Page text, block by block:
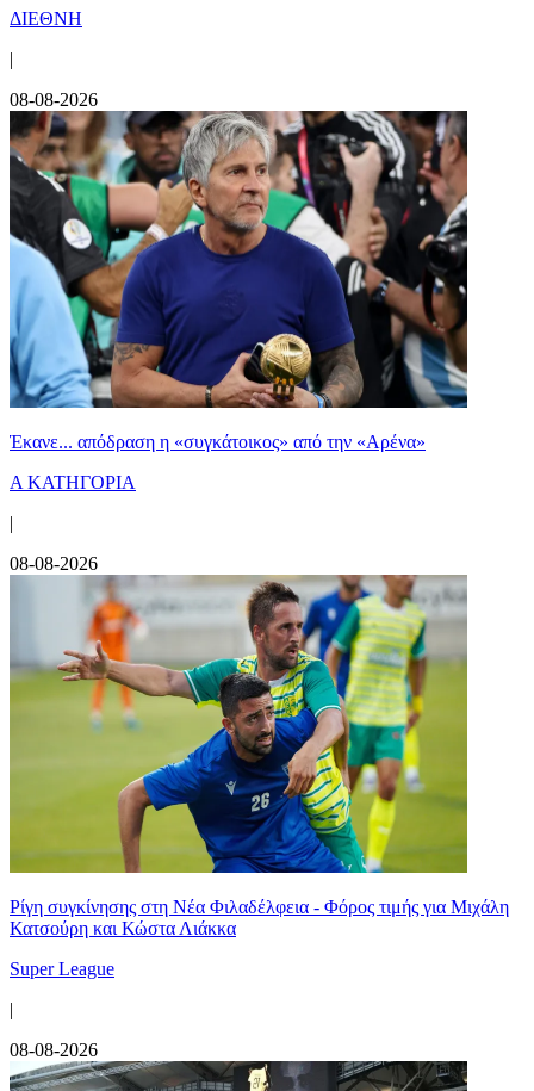
ΔΙΕΘΝΗ
|
08-08-2026
Έκανε... απόδραση η «συγκάτοικος» από την «Αρένα»
Α ΚΑΤΗΓΟΡΙΑ
|
08-08-2026
Ρίγη συγκίνησης στη Νέα Φιλαδέλφεια - Φόρος τιμής για Μιχάλη
Κατσούρη και Κώστα Λιάκκα
Super League
|
08-08-2026